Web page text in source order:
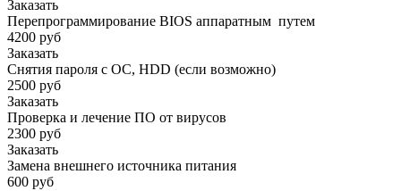
Заказать
Перепрограммирование BIOS аппаратным путем
4200 руб
Заказать
Снятия пароля с OC, HDD (если возможно)
2500 руб
Заказать
Проверка и лечение ПО от вирусов
2300 руб
Заказать
Замена внешнего источника питания
600 руб